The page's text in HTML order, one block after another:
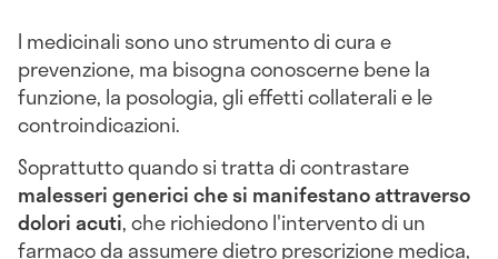
I medicinali sono uno strumento di cura e
prevenzione, ma bisogna conoscerne bene la
funzione, la posologia, gli effetti collaterali e le
controindicazioni.
Soprattutto quando si tratta di contrastare
malesseri generici che si manifestano attraverso
dolori acuti, che richiedono l'intervento di un
farmaco da assumere dietro prescrizione medica,